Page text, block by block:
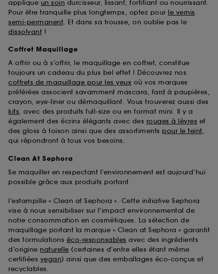
applique un soin durcisseur, lissant, fortifiant ou nourrissant.
Pour être tranquille plus longtemps, optez pour le vernis
semi-permanent. Et dans sa trousse, on oublie pas le
dissolvant !
Coffret Maquillage
A offrir ou à s’offrir, le maquillage en coffret, constitue
toujours un cadeau du plus bel effet ! Découvrez nos
coffrets de maquillage pour les yeux où vos marques
préférées associent savamment mascara, fard à paupières,
crayon, eye-liner ou démaquillant. Vous trouverez aussi des
kits, avec des produits full-size ou en format mini. Il y a
également des écrins élégants avec des rouges à lèvres et
des gloss à foison ainsi que des assortiments pour le teint,
qui répondront à tous vos besoins.
Clean At Sephora
Se maquiller en respectant l’environnement est aujourd’hui
possible grâce aux produits portant
l’estampille « Clean at Sephora ». Cette initiative Sephora
vise à nous sensibiliser sur l’impact environnemental de
notre consommation en cosmétiques. La sélection de
maquillage portant la marque « Clean at Sephora » garantit
des formulations éco-responsables avec des ingrédients
d’origine naturelle (certaines d’entre elles étant même
certifiées vegan) ainsi que des emballages éco-conçus et
recyclables.